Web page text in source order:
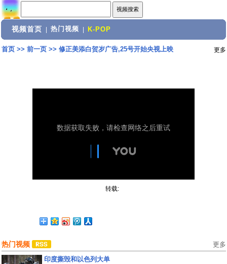
视频首页 热门视频 K-POP
首页>> 前一页>> 修正美添白贺岁广告,25号开始央视上映 更多
转载:
热门视频 更多
印度撕毁和以色列大单